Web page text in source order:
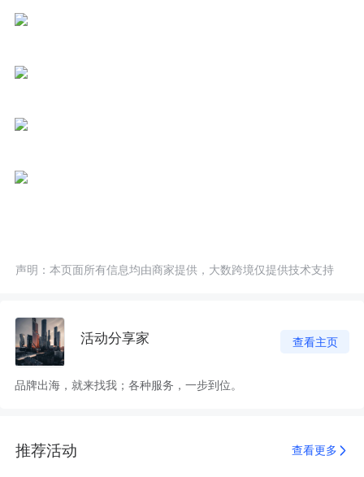
声明：本页面所有信息均由商家提供，大数跨境仅提供技术支持
活动分享家 查看主页
品牌出海，就来找我；各种服务，一步到位。
推荐活动 查看更多